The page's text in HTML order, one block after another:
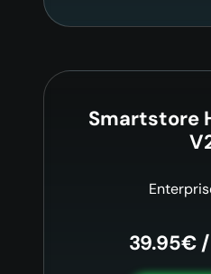
Smartstore
39.95€